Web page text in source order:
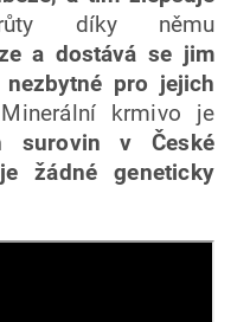
díky němu
a dostává se jim
nezbytné pro jejich
Minerální krmivo je
surovin v České
žádné geneticky